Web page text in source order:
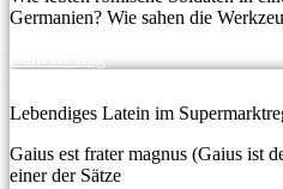
Germanien? Wie sahen die
Lebendiges Latein im
Gaius est frater magnus (Gaius ist
einer der Sätze